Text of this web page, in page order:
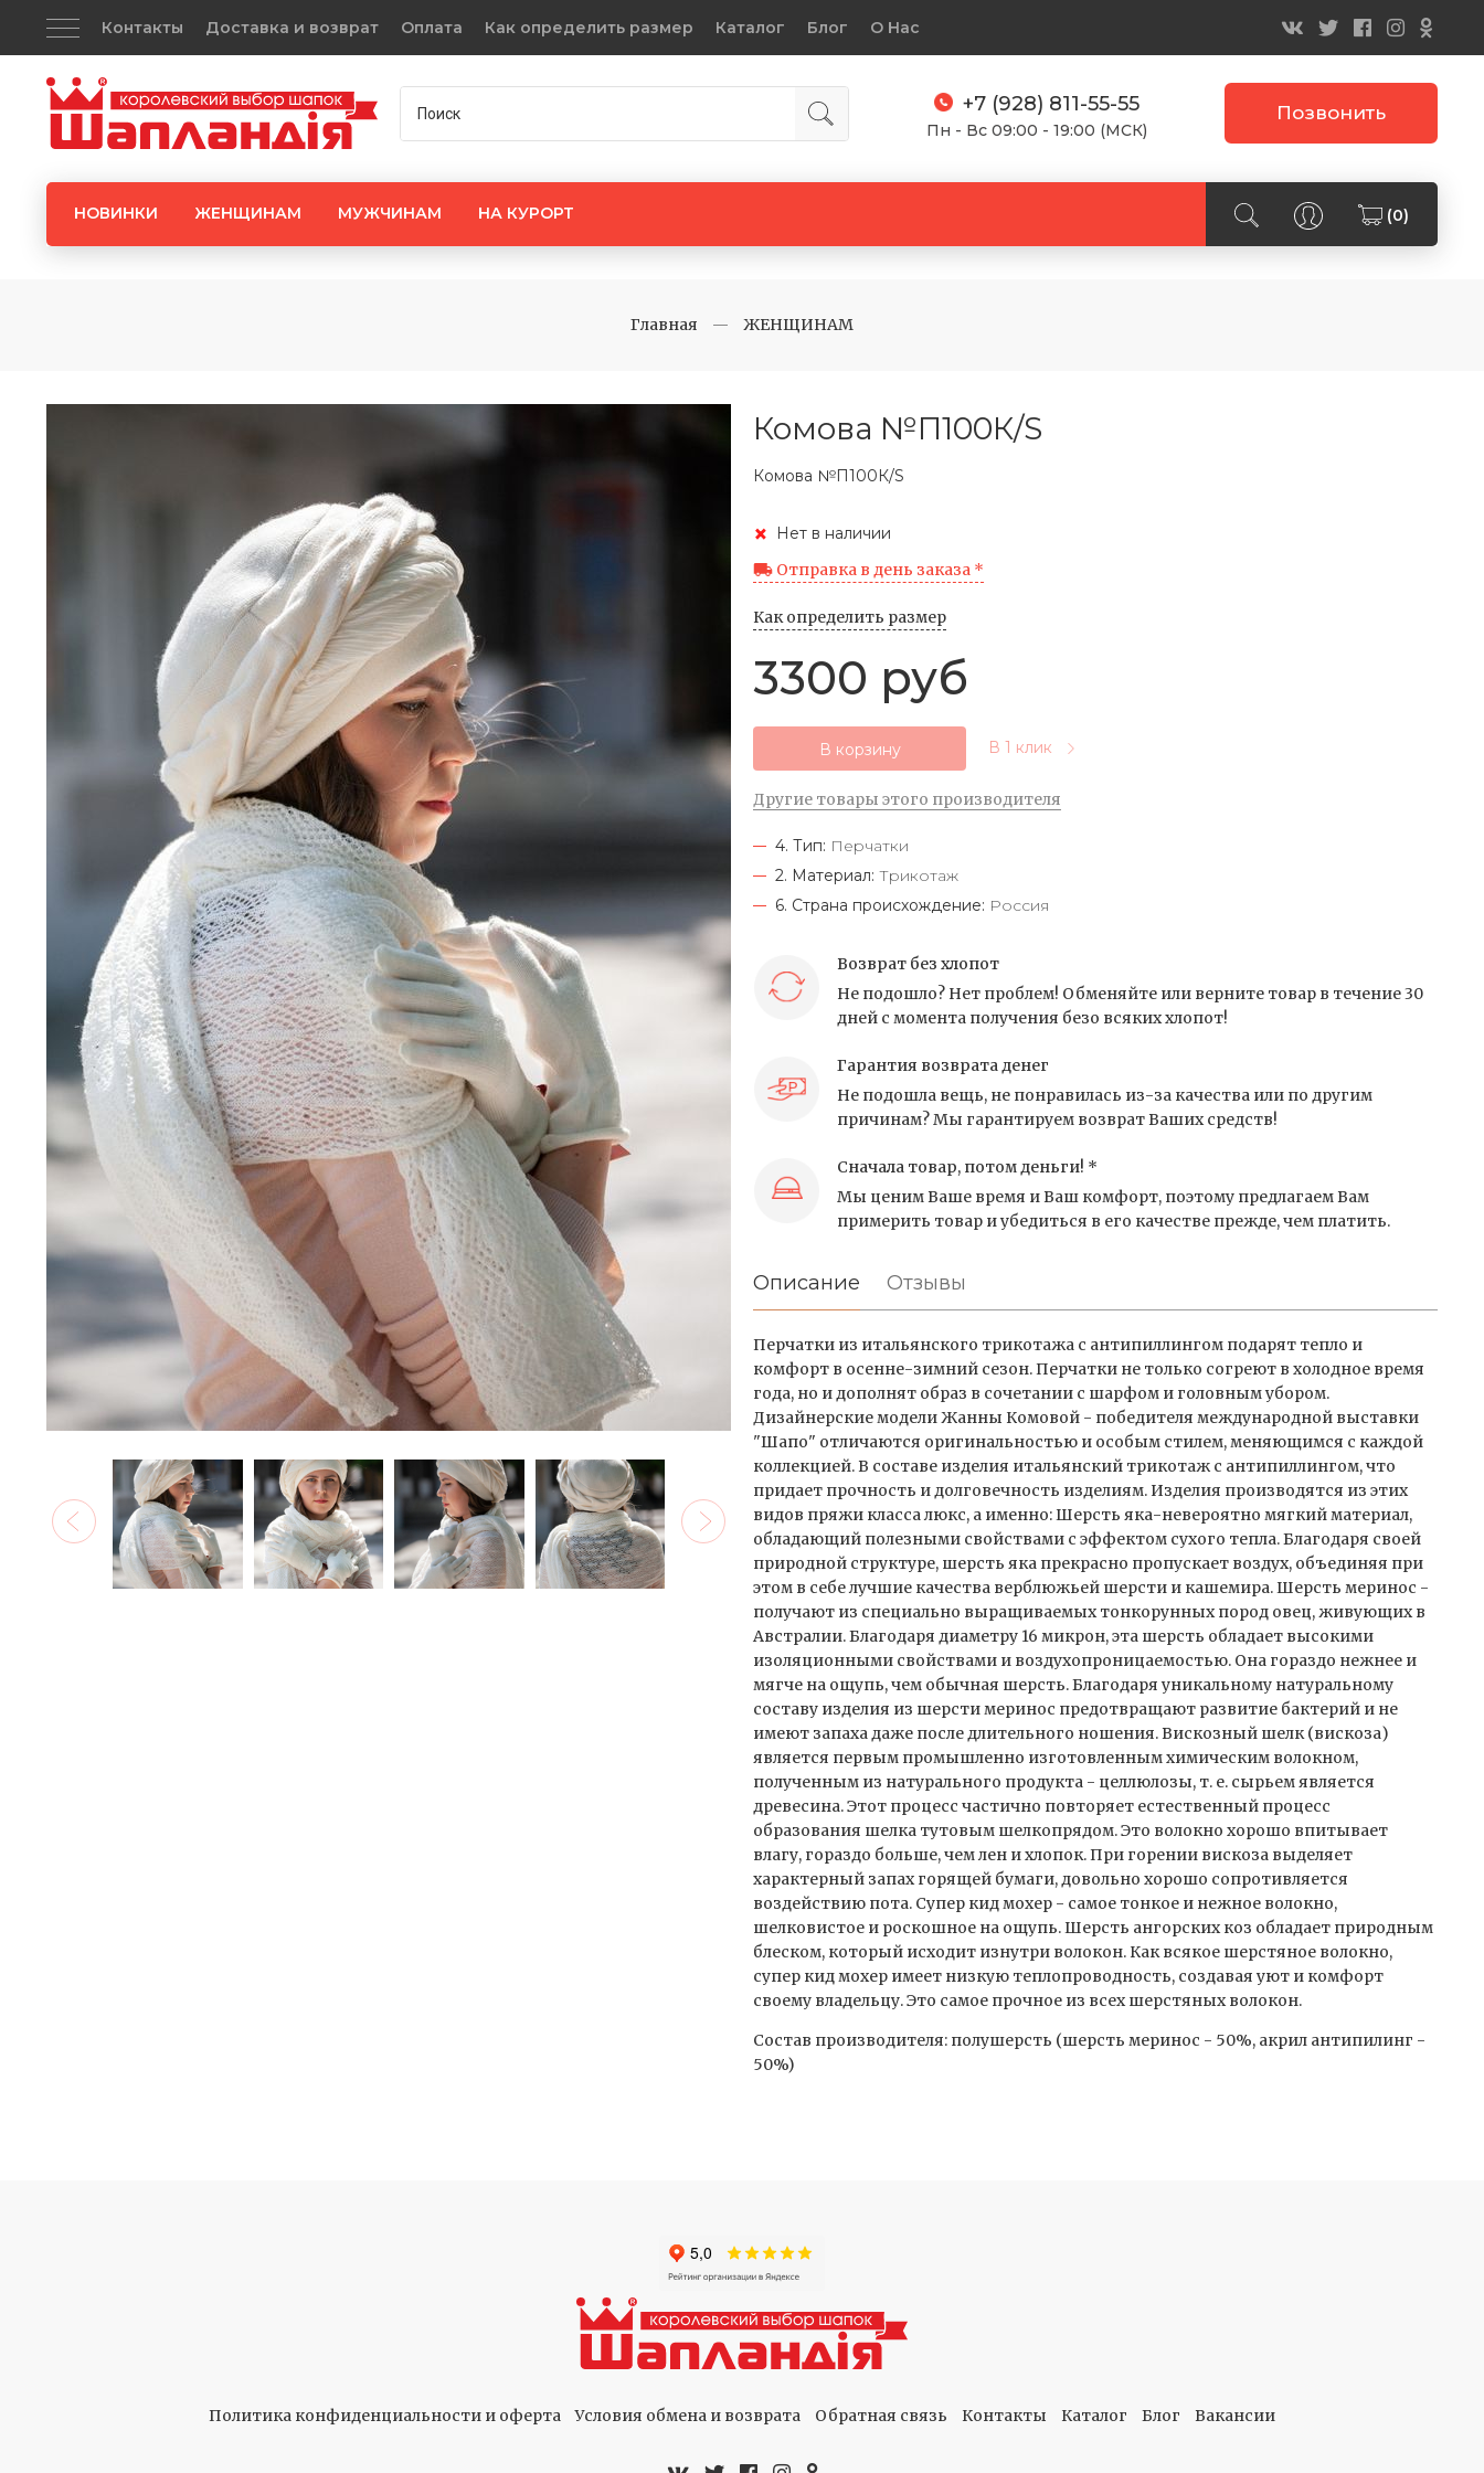
Контакты Доставка и возврат Оплата Как определить размер Каталог Блог О Нас
+7 (928) 811-55-55
Пн - Вс 09:00 - 19:00 (МСК)
Позвонить
НОВИНКИ ЖЕНЩИНАМ МУЖЧИНАМ НА КУРОРТ (0)
Главная ЖЕНЩИНАМ
Комова №П100К/S
Комова №П100К/S
Нет в наличии
Отправка в день заказа *
Как определить размер
3300 руб
В корзину В 1 клик
Другие товары этого производителя
4. Тип: Перчатки
2. Материал: Трикотаж
6. Страна происхождение: Россия
Возврат без хлопот
Не подошло? Нет проблем! Обменяйте или верните товар в течение 30
дней с момента получения безо всяких хлопот!
Гарантия возврата денег
Не подошла вещь, не понравилась из-за качества или по другим
причинам? Мы гарантируем возврат Ваших средств!
Сначала товар, потом деньги! *
Мы ценим Ваше время и Ваш комфорт, поэтому предлагаем Вам
примерить товар и убедиться в его качестве прежде, чем платить.
Описание Отзывы
Перчатки из итальянского трикотажа с антипиллингом подарят тепло и
комфорт в осенне-зимний сезон. Перчатки не только согреют в холодное время
года, но и дополнят образ в сочетании с шарфом и головным убором.
Дизайнерские модели Жанны Комовой - победителя международной выставки
"Шапо" отличаются оригинальностью и особым стилем, меняющимся с каждой
коллекцией. В составе изделия итальянский трикотаж с антипиллингом, что
придает прочность и долговечность изделиям. Изделия производятся из этих
видов пряжи класса люкс, а именно: Шерсть яка-невероятно мягкий материал,
обладающий полезными свойствами с эффектом сухого тепла. Благодаря своей
природной структуре, шерсть яка прекрасно пропускает воздух, объединяя при
этом в себе лучшие качества верблюжьей шерсти и кашемира. Шерсть меринос -
получают из специально выращиваемых тонкорунных пород овец, живующих в
Австралии. Благодаря диаметру 16 микрон, эта шерсть обладает высокими
изоляционными свойствами и воздухопроницаемостью. Она гораздо нежнее и
мягче на ощупь, чем обычная шерсть. Благодаря уникальному натуральному
составу изделия из шерсти меринос предотвращают развитие бактерий и не
имеют запаха даже после длительного ношения. Вискозный шелк (вискоза)
является первым промышленно изготовленным химическим волокном,
полученным из натурального продукта - целлюлозы, т. е. сырьем является
древесина. Этот процесс частично повторяет естественный процесс
образования шелка тутовым шелкопрядом. Это волокно хорошо впитывает
влагу, гораздо больше, чем лен и хлопок. При горении вискоза выделяет
характерный запах горящей бумаги, довольно хорошо сопротивляется
воздействию пота. Супер кид мохер - самое тонкое и нежное волокно,
шелковистое и роскошное на ощупь. Шерсть ангорских коз обладает природным
блеском, который исходит изнутри волокон. Как всякое шерстяное волокно,
супер кид мохер имеет низкую теплопроводность, создавая уют и комфорт
своему владельцу. Это самое прочное из всех шерстяных волокон.
Состав производителя: полушерсть (шерсть меринос - 50%, акрил антипилинг -
50%)
Политика конфиденциальности и оферта Условия обмена и возврата Обратная связь Контакты Каталог Блог Вакансии